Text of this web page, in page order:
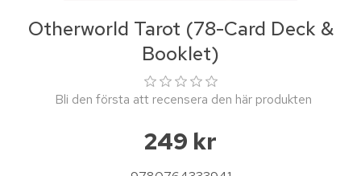
Otherworld Tarot (78-Card Deck &
Booklet)
Bli den första att recensera den här produkten
249 kr